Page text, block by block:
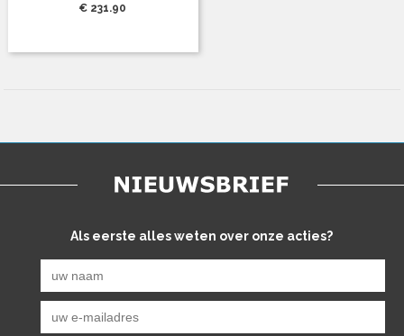
€ 231.90
Als eerste alles weten over onze acties?